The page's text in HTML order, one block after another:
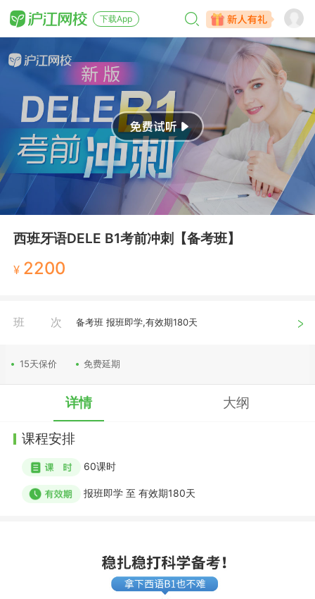
下载App
西班牙语DELE B1考前冲刺【备考班】
¥ 2200
班次 备考班 报班即学,有效期180天
15天保价 免费延期
详情 大纲
课程安排
60课时
报班即学至 有效期180天